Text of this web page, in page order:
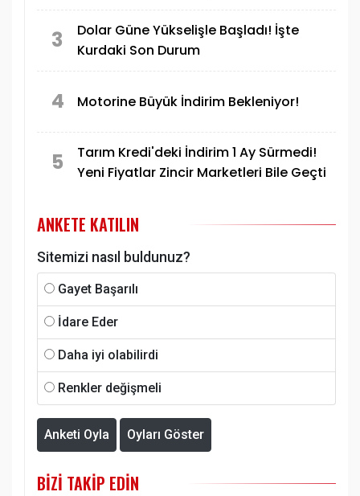
Yeni Bir Müjdemiz Var"
3
Dolar Güne Yükselişle Başladı! İşte
Kurdaki Son Durum
4 Motorine Büyük İndirim Bekleniyor!
5
Tarım Kredi'deki İndirim 1 Ay Sürmedi!
Yeni Fiyatlar Zincir Marketleri Bile Geçti
ANKETE KATILIN
Sitemizi nasıl buldunuz?
Gayet Başarılı
İdare Eder
Daha iyi olabilirdi
Renkler değişmeli
Anketi Oyla Oyları Göster
BIZI TAKIP EDIN